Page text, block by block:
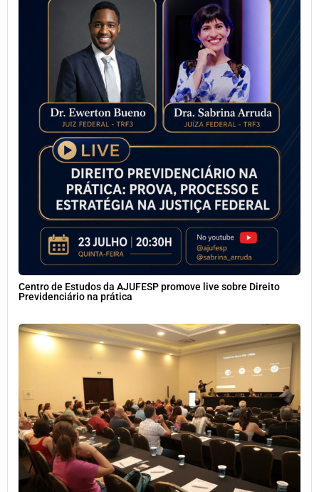
Centro de Estudos da AJUFESP promove live sobre Direito
Previdenciário na prática